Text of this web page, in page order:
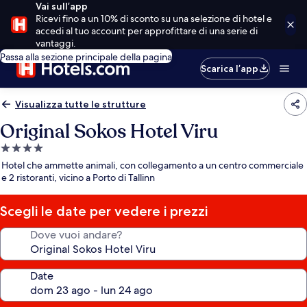
Vai sull’app
Ricevi fino a un 10% di sconto su una selezione di hotel e
accedi al tuo account per approfittare di una serie di
vantaggi.
Passa alla sezione principale della pagina
Scarica l’app
Visualizza tutte le strutture
Original Sokos Hotel Viru
Struttura
a
4.0
stelle
Hotel che ammette animali, con collegamento a un centro commerciale
e 2 ristoranti, vicino a Porto di Tallinn
Scegli le date per vedere i prezzi
Dove vuoi andare?
Date